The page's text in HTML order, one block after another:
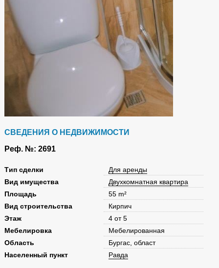
СВЕДЕНИЯ О НЕДВИЖИМОСТИ
Реф. №: 2691
Tип сделки
Для аренды
Вид имущества
Двухкомнатная квартира
Площадь
55 m²
Вид строительства
Кирпич
Этаж
4 от 5
Мебелировка
Мебелированная
Область
Бургас, област
Населенный пункт
Равда